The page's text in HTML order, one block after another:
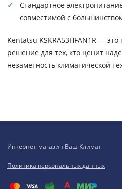
Стандартное
совместимой с
Kentatsu KSKRA53HFAN1R —
решение для тех, кто ценит
незаметность климатической
Интернет-магазин Ваш Климат
Политика персональных данных